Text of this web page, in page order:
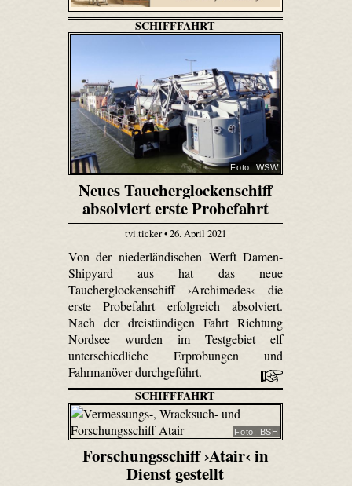
SCHIFFFAHRT
Foto: WSW
Neues Taucherglockenschiff
absolviert erste Probefahrt
tvi.ticker • 26. April 2021
Von der niederländischen Werft Damen-
Shipyard aus hat das neue
Taucherglockenschiff ›Archimedes‹ die
erste Probefahrt erfolgreich absolviert.
Nach der dreistündigen Fahrt Richtung
Nordsee wurden im Testgebiet elf
unterschiedliche Erprobungen und
Fahrmanöver durchgeführt.
SCHIFFFAHRT
Foto: BSH
Forschungsschiff ›Atair‹ in
Dienst gestellt